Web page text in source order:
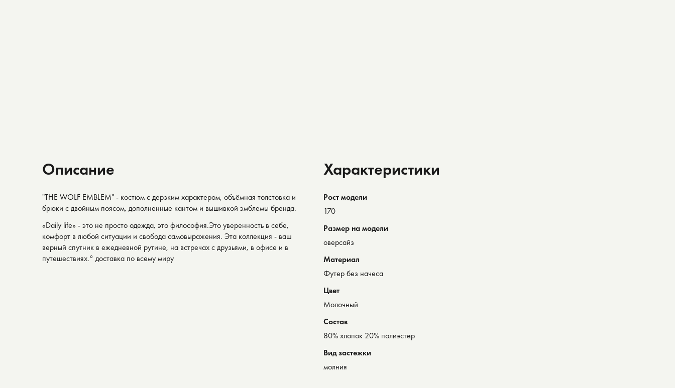
Описание
"THE WOLF EMBLEM" - костюм с дерзким характером, объёмная толстовка и
брюки с двойным поясом, дополненные кантом и вышивкой эмблемы бренда.
«Daily life» - это не просто одежда, это философия.Это уверенность в себе,
комфорт в любой ситуации и свобода самовыражения. Эта коллекция - ваш
верный спутник в ежедневной рутине, на встречах с друзьями, в офисе и в
путешествиях.◦ доставка по всему миру
Характеристики
Рост модели
170
Размер на модели
оверсайз
Материал
Футер без начеса
Цвет
Молочный
Состав
80% хлопок 20% полиэстер
Вид застежки
молния